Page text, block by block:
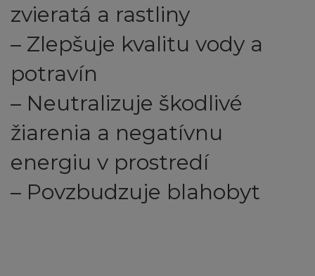
zvieratá a rastliny
– Zlepšuje kvalitu vody a
potravín
– Neutralizuje škodlivé
žiarenia a negatívnu
energiu v prostredí
– Povzbudzuje blahobyt